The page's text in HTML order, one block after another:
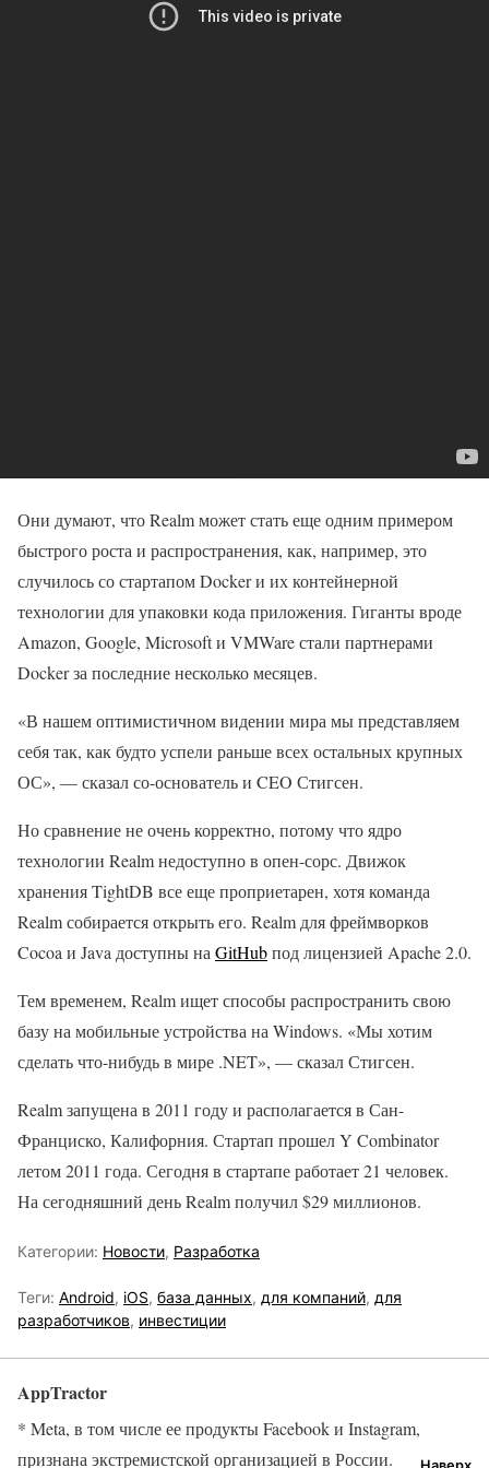
Они думают, что Realm может стать еще одним примером
быстрого роста и распространения, как, например, это
случилось со стартапом Docker и их контейнерной
технологии для упаковки кода приложения. Гиганты вроде
Amazon, Google, Microsoft и VMWare стали партнерами
Docker за последние несколько месяцев.
«В нашем оптимистичном видении мира мы представляем
себя так, как будто успели раньше всех остальных крупных
ОС», — сказал со-основатель и CEO Стигсен.
Но сравнение не очень корректно, потому что ядро
технологии Realm недоступно в опен-сорс. Движок
хранения TightDB все еще проприетарен, хотя команда
Realm собирается открыть его. Realm для фреймворков
Cocoa и Java доступны наGitHubпод лицензией Apache 2.0.
Тем временем, Realm ищет способы распространить свою
базу на мобильные устройства на Windows. «Мы хотим
сделать что-нибудь в мире .NET», — сказал Стигсен.
Realm запущена в 2011 году и располагается в Сан-
Франциско, Калифорния. Стартап прошел Y Combinator
летом 2011 года. Сегодня в стартапе работает 21 человек.
На сегодняшний день Realm получил $29 миллионов.
Категории: Новости, Разработка
Теги: Android, iOS, база данных, для компаний, для
разработчиков, инвестиции
AppTractor
* Meta, в том числе ее продукты Facebook и Instagram,
признана экстремистской организацией в России.